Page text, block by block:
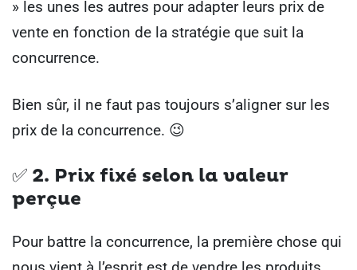
» les unes les autres pour adapter leurs prix de
vente en fonction de la stratégie que suit la
concurrence.
Bien sûr, il ne faut pas toujours s’aligner sur les
prix de la concurrence. 😉
✅ 2. Prix fixé selon la valeur
perçue
Pour battre la concurrence, la première chose qui